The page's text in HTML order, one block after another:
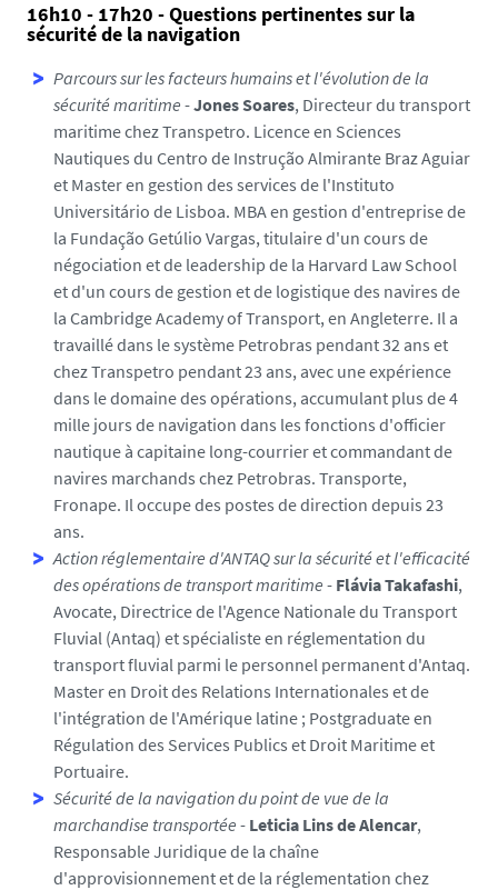
16h10 - 17h20 - Questions pertinentes sur la
sécurité de la navigation
Parcours sur les facteurs humains et l'évolution de la
sécurité maritime -Jones Soares, Directeur du transport
maritime chez Transpetro. Licence en Sciences
Nautiques du Centro de Instrução Almirante Braz Aguiar
et Master en gestion des services de l'Instituto
Universitário de Lisboa. MBA en gestion d'entreprise de
la Fundação Getúlio Vargas, titulaire d'un cours de
négociation et de leadership de la Harvard Law School
et d'un cours de gestion et de logistique des navires de
la Cambridge Academy of Transport, en Angleterre. Il a
travaillé dans le système Petrobras pendant 32 ans et
chez Transpetro pendant 23 ans, avec une expérience
dans le domaine des opérations, accumulant plus de 4
mille jours de navigation dans les fonctions d'officier
nautique à capitaine long-courrier et commandant de
navires marchands chez Petrobras. Transporte,
Fronape. Il occupe des postes de direction depuis 23
ans.
Action réglementaire d'ANTAQ sur la sécurité et l'efficacité
des opérations de transport maritime - Flávia Takafashi,
Avocate, Directrice de l'Agence Nationale du Transport
Fluvial (Antaq) et spécialiste en réglementation du
transport fluvial parmi le personnel permanent d'Antaq.
Master en Droit des Relations Internationales et de
l'intégration de l'Amérique latine ; Postgraduate en
Régulation des Services Publics et Droit Maritime et
Portuaire.
Sécurité de la navigation du point de vue de la
marchandise transportée - Leticia Lins de Alencar,
Responsable Juridique de la chaîne
d'approvisionnement et de la réglementation chez